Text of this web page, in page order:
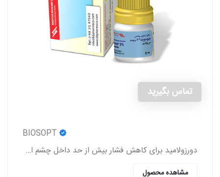
تماس بگیرید
دورزولامید برای کاهش فشار بیش از حد داخل چشم استفاده می شود.
مشاهده محصول